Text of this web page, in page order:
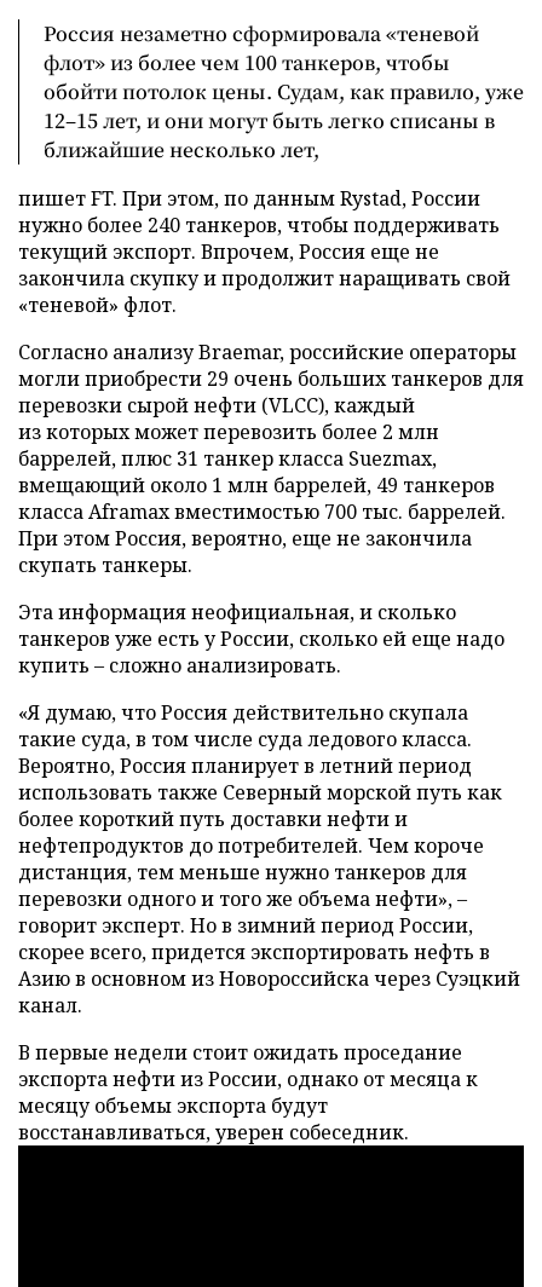
Россия незаметно сформировала «теневой
флот» из более чем 100 танкеров, чтобы
обойти потолок цены. Судам, как правило, уже
12–15 лет, и они могут быть легко списаны в
ближайшие несколько лет,
пишет FT. При этом, по данным Rystad, России
нужно более 240 танкеров, чтобы поддерживать
текущий экспорт. Впрочем, Россия еще не
закончила скупку и продолжит наращивать свой
«теневой» флот.
Согласно анализу Braemar, российские операторы
могли приобрести 29 очень больших танкеров для
перевозки сырой нефти (VLCC), каждый
из которых может перевозить более 2 млн
баррелей, плюс 31 танкер класса Suezmax,
вмещающий около 1 млн баррелей, 49 танкеров
класса Aframax вместимостью 700 тыс. баррелей.
При этом Россия, вероятно, еще не закончила
скупать танкеры.
Эта информация неофициальная, и сколько
танкеров уже есть у России, сколько ей еще надо
купить – сложно анализировать.
«Я думаю, что Россия действительно скупала
такие суда, в том числе суда ледового класса.
Вероятно, Россия планирует в летний период
использовать также Северный морской путь как
более короткий путь доставки нефти и
нефтепродуктов до потребителей. Чем короче
дистанция, тем меньше нужно танкеров для
перевозки одного и того же объема нефти», –
говорит эксперт. Но в зимний период России,
скорее всего, придется экспортировать нефть в
Азию в основном из Новороссийска через Суэцкий
канал.
В первые недели стоит ожидать проседание
экспорта нефти из России, однако от месяца к
месяцу объемы экспорта будут
восстанавливаться, уверен собеседник.